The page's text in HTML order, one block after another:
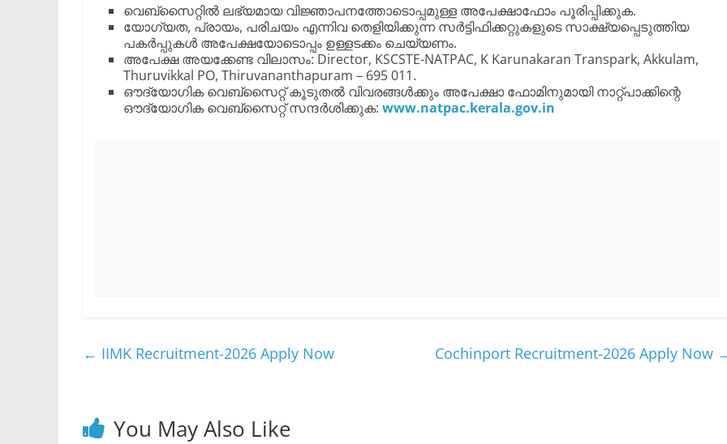
​വെബ്‌സൈറ്റിൽ ലഭ്യമായ വിജ്ഞാപനത്തോടൊപ്പമുള്ള അപേക്ഷാഫോം പൂരിപ്പിക്കുക.
​യോഗ്യത, പ്രായം, പരിചയം എന്നിവ തെളിയിക്കുന്ന സർട്ടിഫിക്കറ്റുകളുടെ സാക്ഷ്യപ്പെടുത്തിയ
പകർപ്പുകൾ അപേക്ഷയോടൊപ്പം ഉള്ളടക്കം ചെയ്യണം.
​അപേക്ഷ അയക്കേണ്ട വിലാസം: ​Director, KSCSTE-NATPAC, K Karunakaran Transpark, Akkulam,
Thuruvikkal PO, Thiruvananthapuram – 695 011.
​ഔദ്യോഗിക വെബ്‌സൈറ്റ് ​കൂടുതൽ വിവരങ്ങൾക്കും അപേക്ഷാ ഫോമിനുമായി നാറ്റ്‌പാക്കിന്റെ
ഔദ്യോഗിക വെബ്‌സൈറ്റ് സന്ദർശിക്കുക: www.natpac.kerala.gov.in
← IIMK Recruitment-2026 Apply Now Cochinport Recruitment-2026 Apply Now
You May Also Like